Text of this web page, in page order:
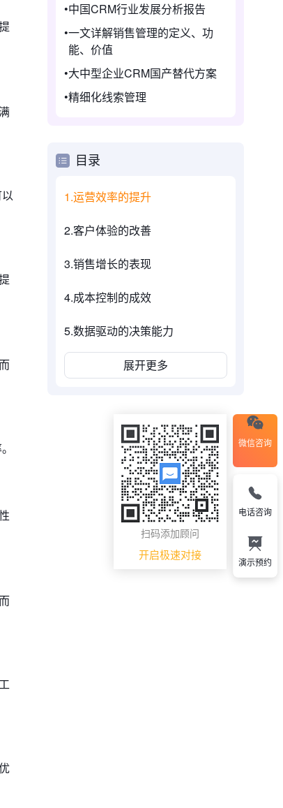
中国CRM行业发展分析报告
一文详解销售管理的定义、功
能、价值
大中型企业CRM国产替代方案
精细化线索管理
目录
1.运营效率的提升
2.客户体验的改善
3.销售增长的表现
4.成本控制的成效
5.数据驱动的决策能力
展开更多
微信咨询
扫码添加顾问
开启极速对接
电话咨询
演示预约